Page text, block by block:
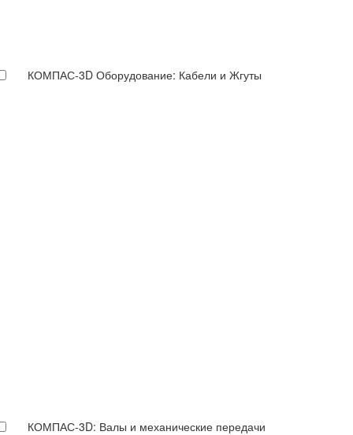
КОМПАС-3D Оборудование: Кабели и Жгуты
КОМПАС-3D: Валы и механические передачи